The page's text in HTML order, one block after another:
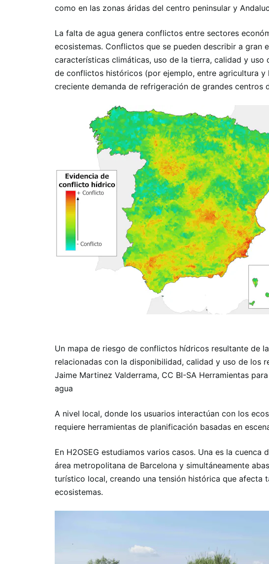
como en las zonas áridas del centro peninsular y
La falta de agua genera conflictos entre sectores
ecosistemas. Conflictos que se pueden describir a gran
características climáticas, uso de la tierra, calidad y uso
de conflictos históricos (por ejemplo, entre agricultura y
creciente demanda de refrigeración de grandes centros
Un mapa de riesgo de conflictos hídricos resultante de
relacionadas con la disponibilidad, calidad y uso de los
Jaime Martinez Valderrama, CC BI-SA Herramientas
agua
A nivel local, donde los usuarios interactúan con los
requiere herramientas de planificación basadas en
En H2OSEG estudiamos varios casos. Una es la cuenca
área metropolitana de Barcelona y simultáneamente
turístico local, creando una tensión histórica que afecta
ecosistemas.